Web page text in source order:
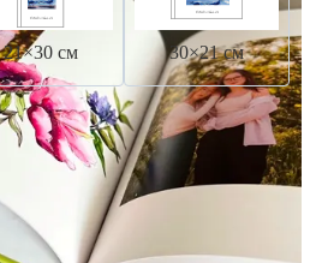
21×30 см 30×21 см